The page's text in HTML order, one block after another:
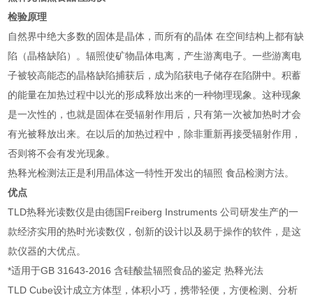
检验原理
自然界中绝大多数的固体是晶体，而所有的晶体 在空间结构上都有缺
陷（晶格缺陷）。辐照使矿物晶体电离，产生游离电子。一些游离电
子被较高能态的晶格缺陷捕获后，成为陷获电子储存在陷阱中。积蓄
的能量在加热过程中以光的形成释放出来的一种物理现象。这种现象
是一次性的，也就是固体在受辐射作用后，只有第一次被加热时才会
有光被释放出来。在以后的加热过程中，除非重新再接受辐射作用，
否则将不会有发光现象。
热释光检测法正是利用晶体这一特性开发出的辐照 食品检测方法。
优点
TLD热释光读数仪是由德国Freiberg Instruments 公司研发生产的一
款经济实用的热时光读数仪，创新的设计以及易于操作的软件，是这
款仪器的大优点。
*适用于GB 31643-2016 含硅酸盐辐照食品的鉴定 热释光法
TLD Cube设计成立方体型，体积小巧，携带轻便，方便检测、分析